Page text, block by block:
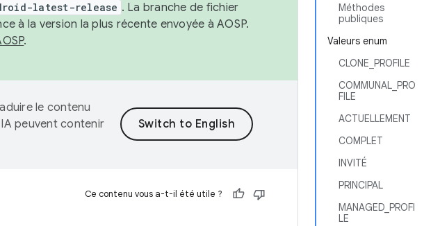
Méthodes
publiques
Valeurs enum
CLONE_PROFILE
COMMUNAL_PRO
FILE
ACTUELLEMENT
COMPLET
INVITÉ
PRINCIPAL
MANAGED_PROFI
LE
latest-release . La branche de fichier
à la version la plus récente envoyée à AOSP.
.
le contenu
peuvent contenir
Ce contenu vous a-t-il été utile ?